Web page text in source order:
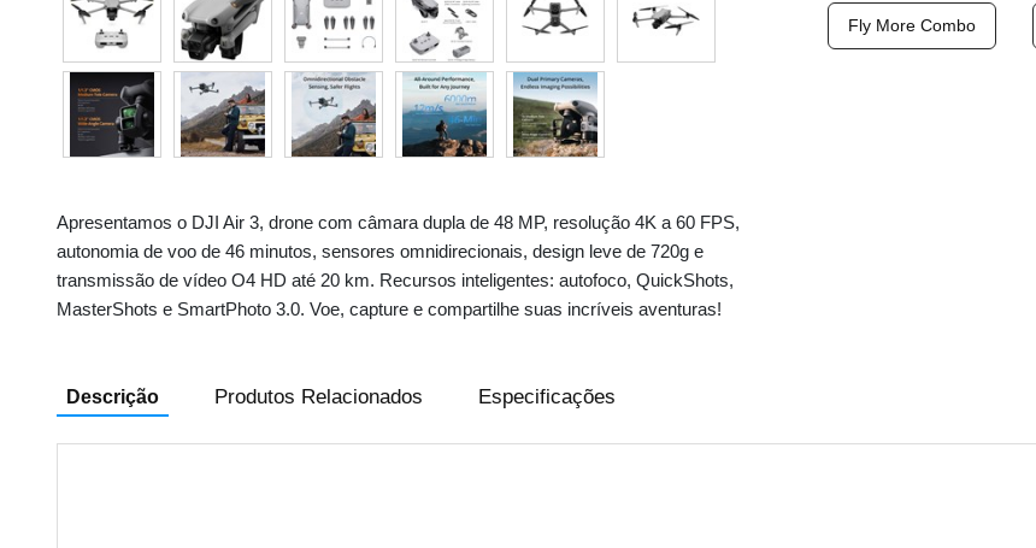
Apresentamos o DJI Air 3, drone com câmara dupla de 48 MP, resolução 4K a 60 FPS,
autonomia de voo de 46 minutos, sensores omnidirecionais, design leve de 720g e
transmissão de vídeo O4 HD até 20 km. Recursos inteligentes: autofoco, QuickShots,
MasterShots e SmartPhoto 3.0. Voe, capture e compartilhe suas incríveis aventuras!
Fly More Combo
Descrição Produtos Relacionados Especificações